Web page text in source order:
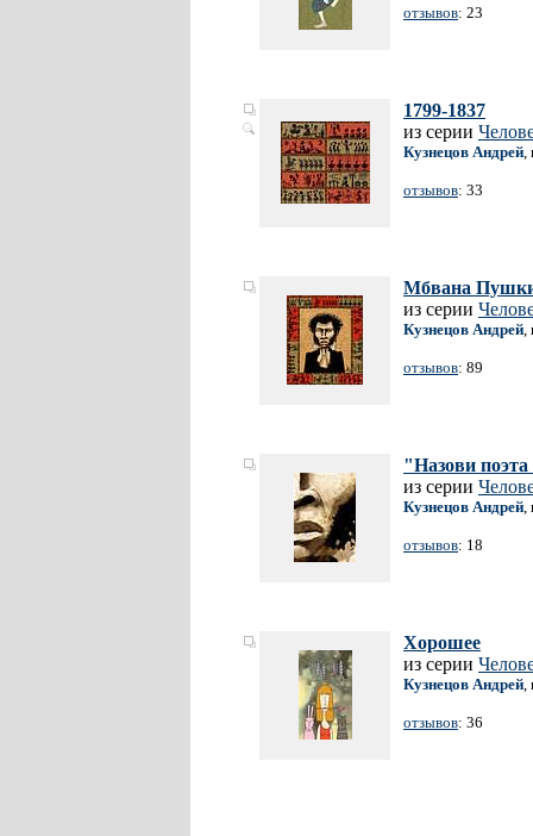
отзывов: 23
1799-1837
из серии
Кузнецов Андрей,
отзывов: 33
Мбвана
из серии
Кузнецов Андрей,
отзывов: 89
"Назови
из серии
Кузнецов Андрей,
отзывов: 18
Хорошее
из серии
Кузнецов Андрей,
отзывов: 36